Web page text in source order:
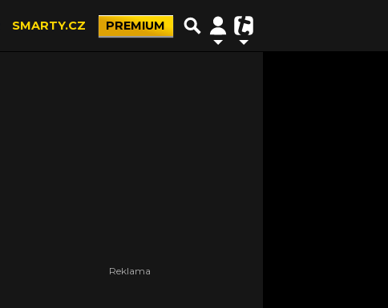
SMARTY.CZ PREMIUM